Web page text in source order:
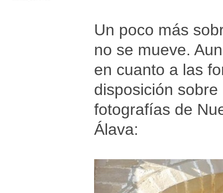
Un poco más
no se mueve.
en cuanto a las
disposición
fotografías de
Álava: